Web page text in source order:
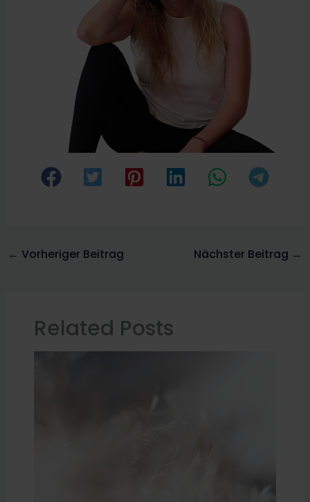
← Vorheriger Beitrag Nächster Beitrag →
Related Posts